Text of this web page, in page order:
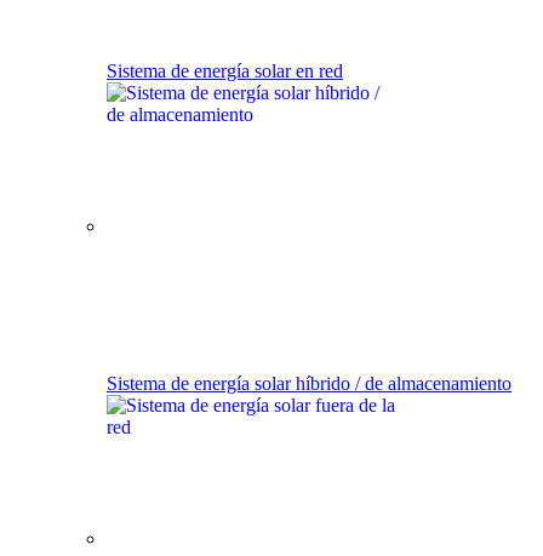
Sistema de energía solar en red
Sistema de energía solar híbrido / de almacenamiento